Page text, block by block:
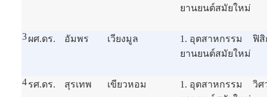
ยานยนต์สมัยใหม่
3ผศ.ดร. อัมพร เวียงมูล
1. อุตสาหกรรม
ยานยนต์สมัยใหม่
ฟิสิ
4รศ.ดร. สุรเทพ เขียวหอม
1. อุตสาหกรรม
วิศ